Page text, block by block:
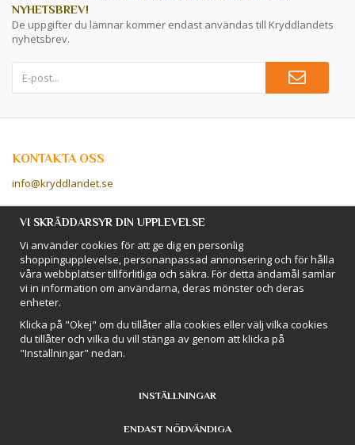
NYHETSBREV!
De uppgifter du lämnar kommer endast användas till Kryddlandets
nyhetsbrev.
KONTAKTA OSS
info@kryddlandet.se
Följ oss på Facebook!
Följ oss på Instagram!
BETALSÄTT
Hos Kryddlandet handlar du tryggt & säkert - och betalar enkelt med
kort, Klarna eller swish!
VI SKRÄDDARSYR DIN UPPLEVELSE
Vi använder cookies för att ge dig en personlig
shoppingupplevelse, personanpassad annonsering och för hålla
våra webbplatser tillförlitliga och säkra. För detta ändamål samlar
vi in information om användarna, deras mönster och deras
enheter.
Klicka på "Okej" om du tillåter alla cookies eller välj vilka cookies
du tillåter och vilka du vill stänga av genom att klicka på
"Inställningar" nedan.
INSTÄLLNINGAR
ENDAST NÖDVÄNDIGA